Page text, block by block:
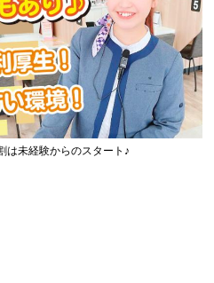
は未経験からのスタート♪